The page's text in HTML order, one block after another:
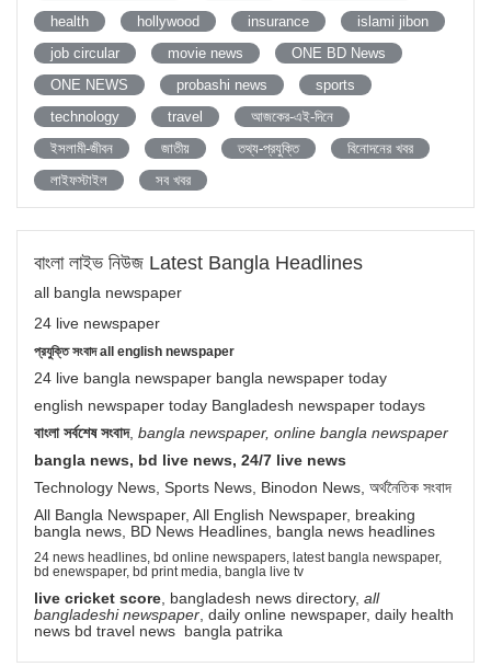
health
hollywood insurance
islami jibon
job circular
movie news
ONE BD News
ONE NEWS
probashi news
sports
technology
travel
আজকের-এই-দিনে
ইসলামী-জীবন
জাতীয় তথ্য-প্রযুক্তি
বিনোদনের খবর
লাইফস্টাইল
সব খবর
বাংলা লাইভ নিউজ Latest Bangla Headlines
all bangla newspaper
24 live newspaper
প্রযুক্তি সংবাদ all english newspaper
24 live bangla newspaper bangla newspaper today
english newspaper today Bangladesh newspaper todays
বাংলা সর্বশেষ সংবাদ, bangla newspaper, online bangla newspaper
bangla news, bd live news, 24/7 live news
Technology News, Sports News, Binodon News, অর্থনৈতিক সংবাদ
All Bangla Newspaper, All English Newspaper, breaking
bangla news, BD News Headlines, bangla news headlines
24 news headlines, bd online newspapers, latest bangla newspaper,
bd enewspaper, bd print media, bangla live tv
live cricket score , bangladesh news directory, all
bangladeshi newspaper , daily online newspaper, daily health
news bd travel news bangla patrika